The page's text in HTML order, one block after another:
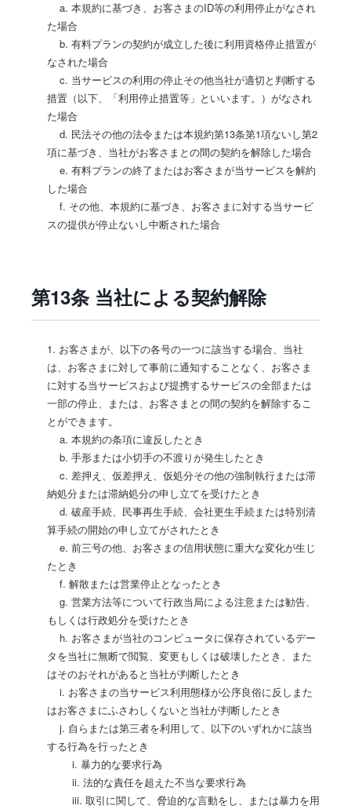
a. 本規約に基づき、お客さまのID等の利用停止がなされ
た場合
b. 有料プランの契約が成立した後に利用資格停止措置が
なされた場合
c. 当サービスの利用の停止その他当社が適切と判断する
措置（以下、「利用停止措置等」といいます。）がなされ
た場合
d. 民法その他の法令または本規約第13条第1項ないし第2
項に基づき、当社がお客さまとの間の契約を解除した場合
e. 有料プランの終了またはお客さまが当サービスを解約
した場合
f. その他、本規約に基づき、お客さまに対する当サービ
スの提供が停止ないし中断された場合
第13条 当社による契約解除
1. お客さまが、以下の各号の一つに該当する場合、当社
は、お客さまに対して事前に通知することなく、お客さま
に対する当サービスおよび提携するサービスの全部または
一部の停止、または、お客さまとの間の契約を解除するこ
とができます。
a. 本規約の条項に違反したとき
b. 手形または小切手の不渡りが発生したとき
c. 差押え、仮差押え、仮処分その他の強制執行または滞
納処分または滞納処分の申し立てを受けたとき
d. 破産手続、民事再生手続、会社更生手続または特別清
算手続の開始の申し立てがされたとき
e. 前三号の他、お客さまの信用状態に重大な変化が生じ
たとき
f. 解散または営業停止となったとき
g. 営業方法等について行政当局による注意または勧告、
もしくは行政処分を受けたとき
h. お客さまが当社のコンピュータに保存されているデー
タを当社に無断で閲覧、変更もしくは破壊したとき、また
はそのおそれがあると当社が判断したとき
i. お客さまの当サービス利用態様が公序良俗に反しまた
はお客さまにふさわしくないと当社が判断したとき
j. 自らまたは第三者を利用して、以下のいずれかに該当
する行為を行ったとき
i. 暴力的な要求行為
ii. 法的な責任を超えた不当な要求行為
iii. 取引に関して、脅迫的な言動をし、または暴力を用